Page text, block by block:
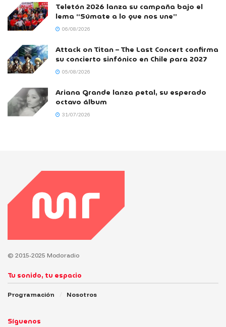
Teletón 2026 lanza su campaña bajo el
lema “Súmate a lo que nos une”
06/08/2026
Attack on Titan – The Last Concert confirma
su concierto sinfónico en Chile para 2027
05/08/2026
Ariana Grande lanza petal, su esperado
octavo álbum
31/07/2026
© 2015-2025 Modoradio
Tu sonido, tu espacio
Programación Nosotros
Síguenos